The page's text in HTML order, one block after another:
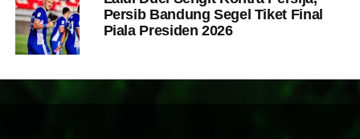
Persib Bandung Segel Tiket Final
Piala Presiden 2026